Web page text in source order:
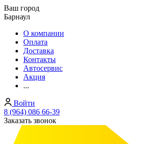
Ваш город
Барнаул
О компании
Оплата
Доставка
Контакты
Автосервис
Акция
...
Войти
8 (964) 086 66-39
Заказать звонок